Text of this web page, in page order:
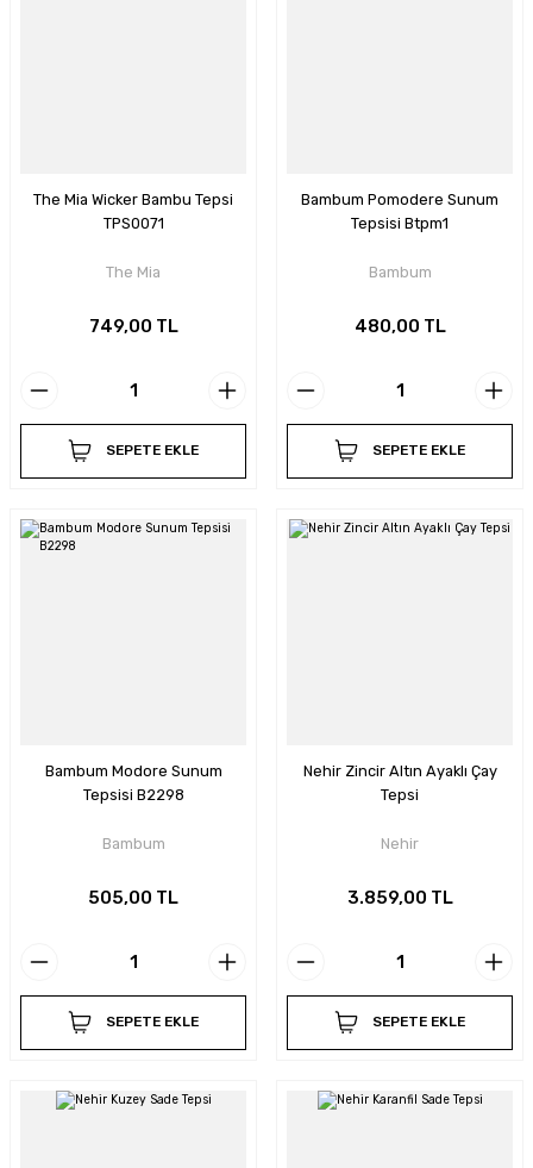
The Mia Wicker Bambu Tepsi
TPS0071
The Mia
749,00 TL
SEPETE EKLE
Bambum Pomodere Sunum
Tepsisi Btpm1
Bambum
480,00 TL
SEPETE EKLE
Bambum Modore Sunum
Tepsisi B2298
Bambum
505,00 TL
SEPETE EKLE
Nehir Zincir Altın Ayaklı Çay
Tepsi
Nehir
3.859,00 TL
SEPETE EKLE